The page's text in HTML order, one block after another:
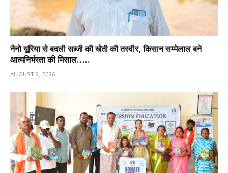
नैनो यूरिया से बदली सब्जी की खेती की तस्वीर, किसान सम्मेलाल बने
आत्मनिर्भरता की मिसाल…..
AUGUST 9, 2026